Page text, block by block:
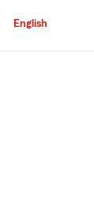
English